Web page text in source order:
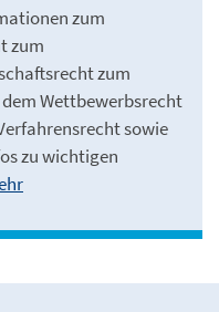
zum
zum
zum
Wettbewerbsrecht
sowie
zu wichtigen